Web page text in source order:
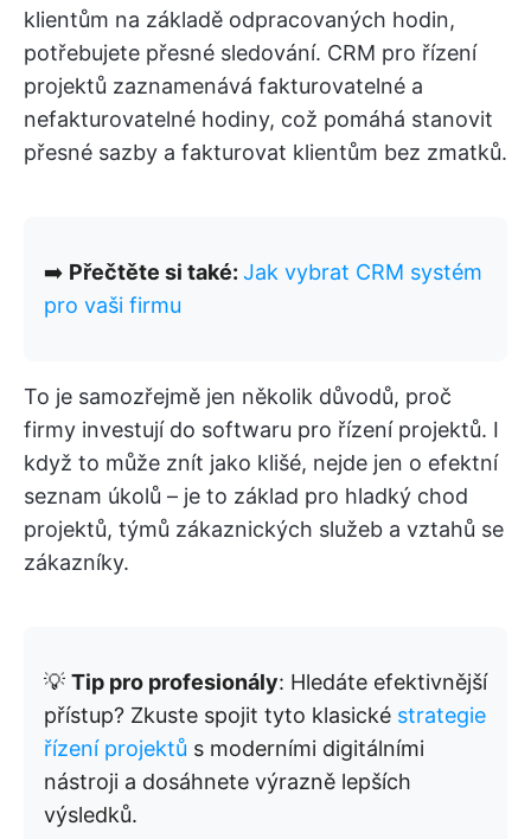
klientům na základě odpracovaných hodin,
potřebujete přesné sledování. CRM pro řízení
projektů zaznamenává fakturovatelné a
nefakturovatelné hodiny, což pomáhá stanovit
přesné sazby a fakturovat klientům bez zmatků.
➡️ Přečtěte si také: Jak vybrat CRM systém
pro vaši firmu
To je samozřejmě jen několik důvodů, proč
firmy investují do softwaru pro řízení projektů. I
když to může znít jako klišé, nejde jen o efektní
seznam úkolů – je to základ pro hladký chod
projektů, týmů zákaznických služeb a vztahů se
zákazníky.
💡 Tip pro profesionály: Hledáte efektivnější
přístup? Zkuste spojit tyto klasické strategie
řízení projektů s moderními digitálními
nástroji a dosáhnete výrazně lepších
výsledků.